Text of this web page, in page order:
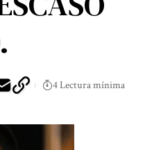
4 Lectura mínima